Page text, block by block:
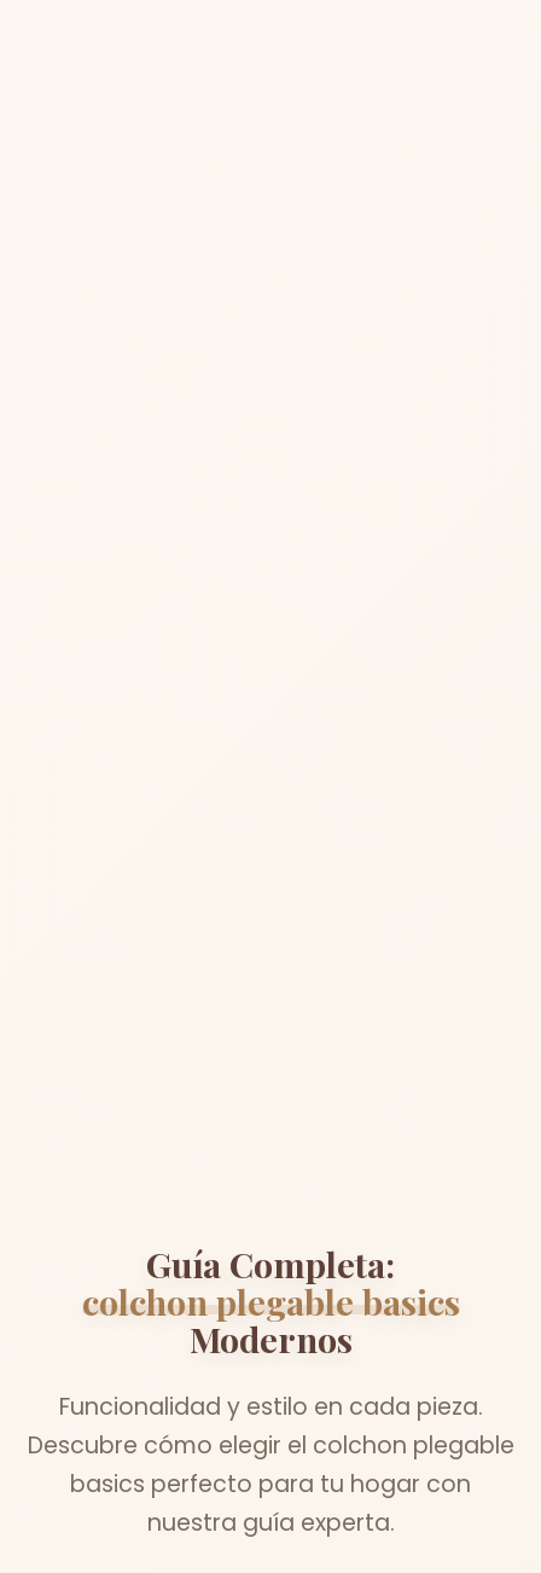
Guía Completa:
colchon plegable basics
Modernos
Funcionalidad y estilo en cada pieza.
Descubre cómo elegir el colchon plegable
basics perfecto para tu hogar con
nuestra guía experta.